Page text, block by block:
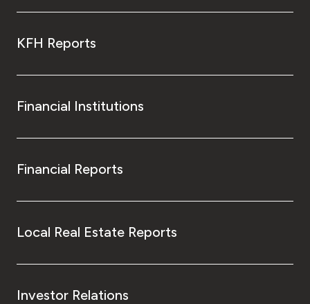
KFH Reports
Financial Institutions
Financial Reports
Local Real Estate Reports
Investor Relations